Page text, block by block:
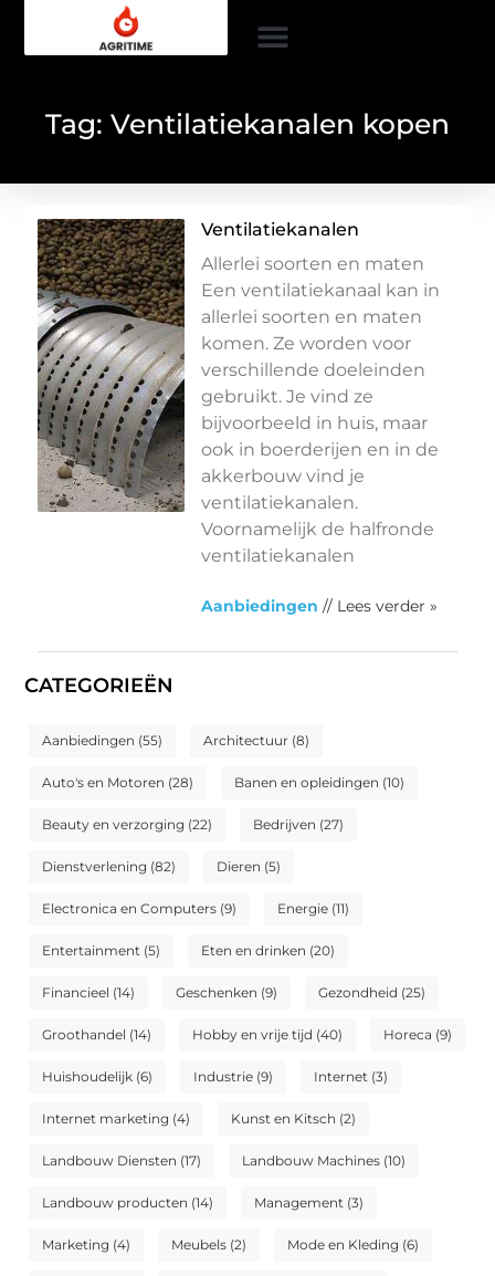
Tag: Ventilatiekanalen kopen
CATEGORIEËN
Aanbiedingen (55) Architectuur (8)
Auto's en Motoren (28) Banen en opleidingen (10)
Beauty en verzorging (22) Bedrijven (27)
Dienstverlening (82) Dieren (5)
Electronica en Computers (9) Energie (11)
Entertainment (5) Eten en drinken (20)
Financieel (14) Geschenken (9) Gezondheid (25)
Groothandel (14) Hobby en vrije tijd (40) Horeca (9)
Huishoudelijk (6) Industrie (9) Internet (3)
Internet marketing (4) Kunst en Kitsch (2)
Landbouw Diensten (17) Landbouw Machines (10)
Landbouw producten (14) Management (3)
Marketing (4) Meubels (2) Mode en Kleding (6)
Ventilatiekanalen
Allerlei soorten en maten
Een ventilatiekanaal kan in
allerlei soorten en maten
komen. Ze worden voor
verschillende doeleinden
gebruikt. Je vind ze
bijvoorbeeld in huis, maar
ook in boerderijen en in de
akkerbouw vind je
ventilatiekanalen.
Voornamelijk de halfronde
ventilatiekanalen
Aanbiedingen // Lees verder »